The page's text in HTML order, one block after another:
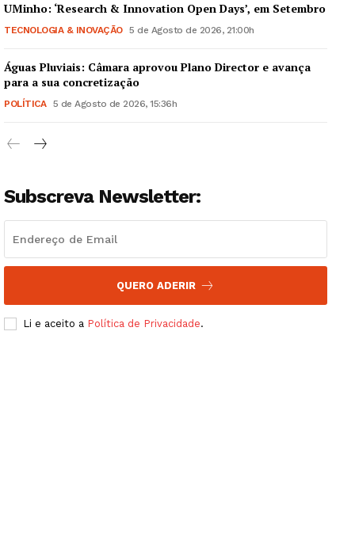
Guimarães, agora!
Institucional
Artigos
Edição Digital
UMinho: ‘Research & Innovation Open Days’, em Setembro
TECNOLOGIA & INOVAÇÃO 5 de Agosto de 2026, 21:00h
Águas Pluviais: Câmara aprovou Plano Director e avança
para a sua concretização
POLÍTICA 5 de Agosto de 2026, 15:36h
Subscreva Newsletter:
QUERO ADERIR
Li e aceito a Política de Privacidade.